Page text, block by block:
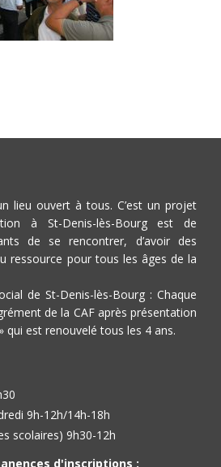
lieu ouvert à tous. C’est un projet
à St-Denis-lès-Bourg est de
de se rencontrer, d’avoir des
ressource pour tous les âges de la
de St-Denis-lès-Bourg : Chaque
de la CAF après présentation
qui est renouvelé tous les 4 ans.
9h-12h/14h-18h
scolaires) 9h30-12h
d'inscriptions :